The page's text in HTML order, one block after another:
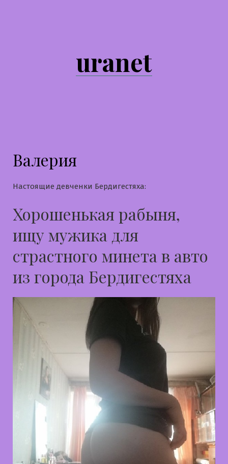
uranet
Валерия
Настоящие девченки Бердигестяха:
Хорошенькая рабыня,
ищу мужика для
страстного минета в авто
из города Бердигестяха